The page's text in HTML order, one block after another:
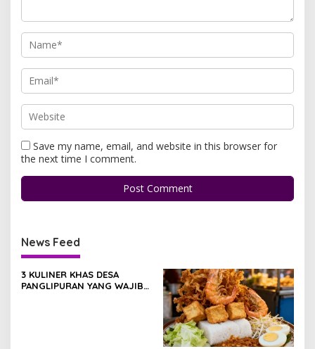
Save my name, email, and website in this browser for
the next time I comment.
News Feed
3 KULINER KHAS DESA
PANGLIPURAN YANG WAJIB